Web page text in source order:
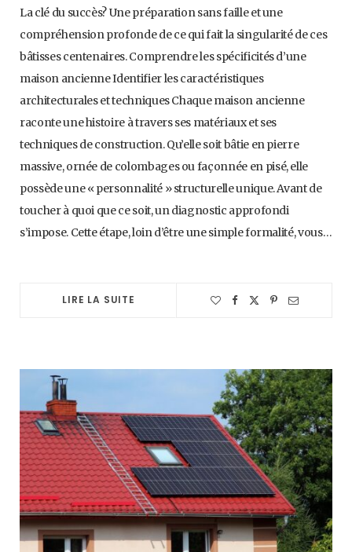
La clé du succès? Une préparation sans faille et une
compréhension profonde de ce qui fait la singularité de ces
bâtisses centenaires. Comprendre les spécificités d’une
maison ancienne Identifier les caractéristiques
architecturales et techniques Chaque maison ancienne
raconte une histoire à travers ses matériaux et ses
techniques de construction. Qu’elle soit bâtie en pierre
massive, ornée de colombages ou façonnée en pisé, elle
possède une « personnalité » structurelle unique. Avant de
toucher à quoi que ce soit, un diagnostic approfondi
s’impose. Cette étape, loin d’être une simple formalité, vous…
LIRE LA SUITE